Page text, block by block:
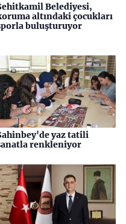
Belediyesi,
altındaki çocukları
buluşturuyor
yaz tatili
renkleniyor